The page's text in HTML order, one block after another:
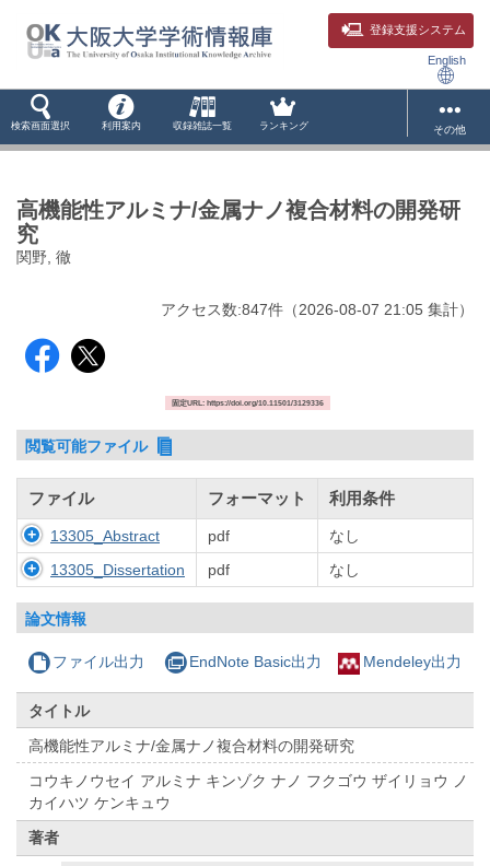
登録支援システム
English
検索画面選択 利用案内 収録雑誌一覧 ランキング その他
高機能性アルミナ/金属ナノ複合材料の開発研
究
関野, 徹
アクセス数:847件 （2026-08-07 21:05 集計）
固定URL: https://doi.org/10.11501/3129336
閲覧可能ファイル
ファイル フォーマット 利用条件
13305_Abstract pdf
なし
13305_Dissertation
pdf なし
論文情報
ファイル出力 EndNote Basic出力 Mendeley出力
タイトル
高機能性アルミナ/金属ナノ複合材料の開発研究
コウキノウセイ アルミナ キンゾク ナノ フクゴウ ザイリョウ ノ
カイハツ ケンキュウ
著者